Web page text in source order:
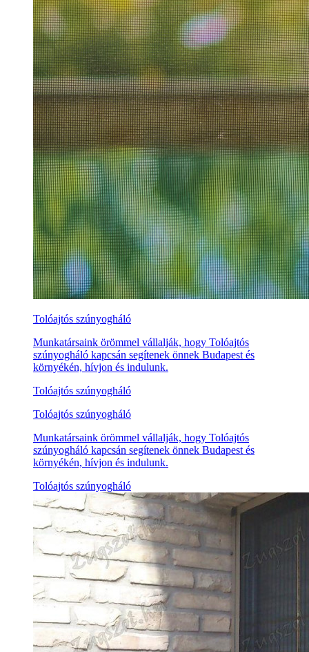
Tolóajtós szúnyogháló
Munkatársaink örömmel vállalják, hogy Tolóajtós
szúnyogháló kapcsán segítenek önnek Budapest és
környékén, hívjon és indulunk.
Tolóajtós szúnyogháló
Tolóajtós szúnyogháló
Munkatársaink örömmel vállalják, hogy Tolóajtós
szúnyogháló kapcsán segítenek önnek Budapest és
környékén, hívjon és indulunk.
Tolóajtós szúnyogháló